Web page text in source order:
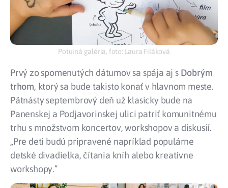
Potulná galéria, foto: Laura Fiľáková
Prvý zo spomenutých dátumov sa spája aj sDobrým
trhom, ktorý sa bude takisto konať v hlavnom meste.
Pätnásty septembrový deň už klasicky bude na
Panenskej a Podjavorinskej ulici patriť komunitnému
trhu s množstvom koncertov, workshopov a diskusií.
„Pre deti budú pripravené napríklad populárne
detské divadielka, čítania kníh alebo kreatívne
workshopy.”